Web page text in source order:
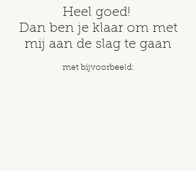
Heel goed!
Dan ben je klaar om met
mij aan de slag te gaan
met bijvoorbeeld: